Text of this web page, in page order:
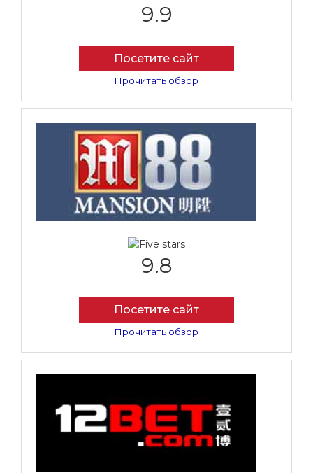
9.9
Посетите сайт
Прочитать обзор
9.8
Посетите сайт
Прочитать обзор